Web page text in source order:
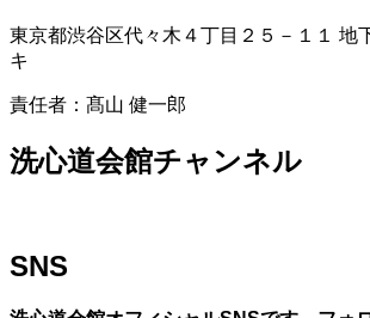
東京都渋谷区代々木４丁目２５－１１ 地
キ
責任者：髙山 健一郎
洗心道会館チャンネル
SNS